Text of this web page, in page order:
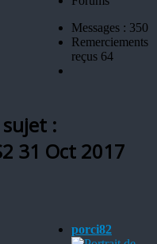
Messages : 350
Remerciements
reçus 64
:
31 Oct 2017
porci82